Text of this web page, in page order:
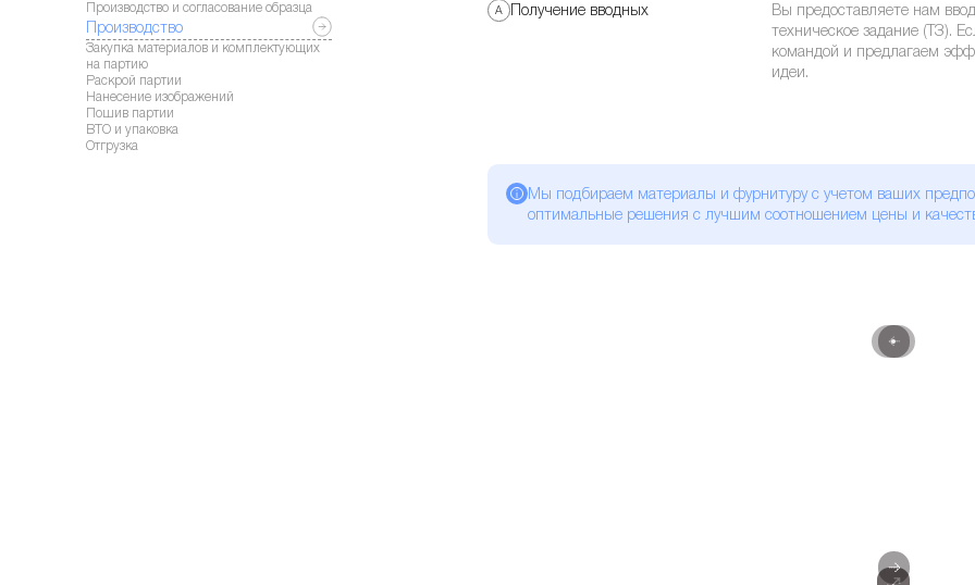
Производство и согласование образца
Производство
Закупка материалов и комплектующих
на партию
Раскрой партии
Нанесение изображений
Пошив партии
ВТО и упаковка
Отгрузка
A Получение вводных
Вы предоставляете нам
техническое задание (ТЗ).
командой и предлагаем
идеи.
Мы подбираем материалы и фурнитуру с учетом ваших
оптимальные решения с лучшим соотношением цены и